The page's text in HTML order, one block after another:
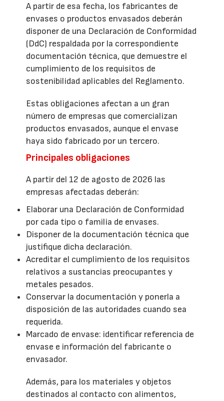
A partir de esa fecha, los fabricantes de
envases o productos envasados deberán
disponer de una Declaración de Conformidad
(DdC) respaldada por la correspondiente
documentación técnica, que demuestre el
cumplimiento de los requisitos de
sostenibilidad aplicables del Reglamento.
Estas obligaciones afectan a un gran
número de empresas que comercializan
productos envasados, aunque el envase
haya sido fabricado por un tercero.
Principales obligaciones
A partir del 12 de agosto de 2026 las
empresas afectadas deberán:
Elaborar una Declaración de Conformidad
por cada tipo o familia de envases.
Disponer de la documentación técnica que
justifique dicha declaración.
Acreditar el cumplimiento de los requisitos
relativos a sustancias preocupantes y
metales pesados.
Conservar la documentación y ponerla a
disposición de las autoridades cuando sea
requerida.
Marcado de envase: identificar referencia de
envase e información del fabricante o
envasador.
Además, para los materiales y objetos
destinados al contacto con alimentos,